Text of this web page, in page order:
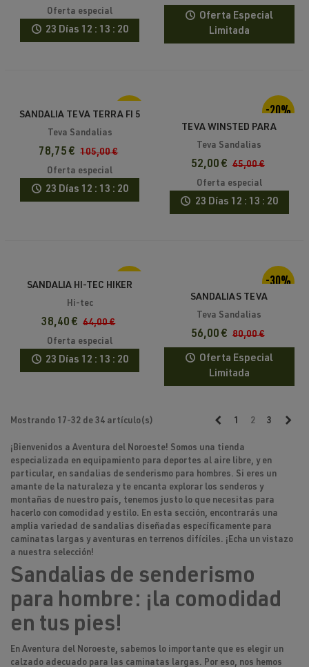
Oferta especial
23 Días 12 : 13 : 20
Oferta Especial
Limitada
-25%
SANDALIA TEVA TERRA FI 5
Teva Sandalias
78,75 € 105,00 €
Oferta especial
23 Días 12 : 13 : 20
-20%
TEVA WINSTED PARA
HOMBRE SANDALIA
MONTAÑA
Teva Sandalias
52,00 € 65,00 €
Oferta especial
23 Días 12 : 13 : 20
-40%
SANDALIA HI-TEC HIKER
VENT
Hi-tec
38,40 € 64,00 €
Oferta especial
23 Días 12 : 13 : 20
-30%
SANDALIAS TEVA
HURRICANE XLT2 PARA
HOMBRE 2025
Teva Sandalias
56,00 € 80,00 €
Oferta Especial
Limitada
Mostrando 17-32 de 34 artículo(s) Anterior
1 2 3
¡Bienvenidos a Aventura del Noroeste! Somos una tienda
especializada en equipamiento para deportes al aire libre, y en
particular, en sandalias de senderismo para hombres. Si eres un
amante de la naturaleza y te encanta explorar los senderos y
montañas de nuestro país, tenemos justo lo que necesitas para
hacerlo con comodidad y estilo. En esta sección, encontrarás una
amplia variedad de sandalias diseñadas específicamente para
caminatas largas y aventuras en terrenos difíciles. ¡Echa un vistazo
a nuestra selección!
Sandalias de senderismo
para hombre: ¡la comodidad
en tus pies!
En Aventura del Noroeste, sabemos lo importante que es elegir un
calzado adecuado para las caminatas largas. Por eso, nos hemos